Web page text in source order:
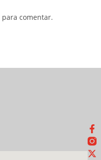
para comentar.